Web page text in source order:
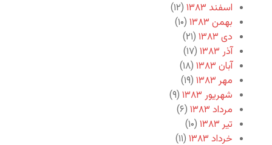
اسفند ۱۳۸۳
(۱۲)
بهمن ۱۳۸۳
(۱۰)
دی ۱۳۸۳
(۲۱)
آذر ۱۳۸۳
(۱۷)
آبان ۱۳۸۳
(۱۸)
مهر ۱۳۸۳
(۱۹)
شهریور ۱۳۸۳
(۹)
مرداد ۱۳۸۳
(۶)
تیر ۱۳۸۳
(۱۰)
خرداد ۱۳۸۳
(۱۱)